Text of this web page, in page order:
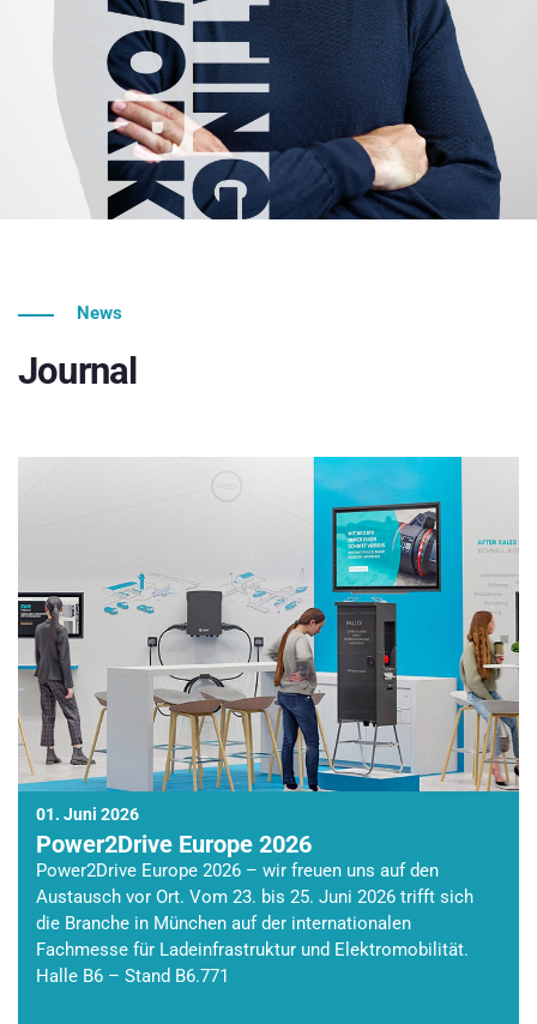
News
Journal
01. Juni 2026
Power2Drive Europe 2026
Power2Drive Europe 2026 – wir freuen uns auf den
Austausch vor Ort. Vom 23. bis 25. Juni 2026 trifft sich
die Branche in München auf der internationalen
Fachmesse für Ladeinfrastruktur und Elektromobilität.
Halle B6 – Stand B6.771